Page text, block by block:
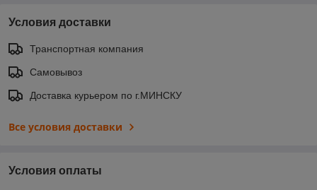
Условия доставки
Транспортная компания
Самовывоз
Доставка курьером по г.МИНСКУ
Все условия доставки
Условия оплаты